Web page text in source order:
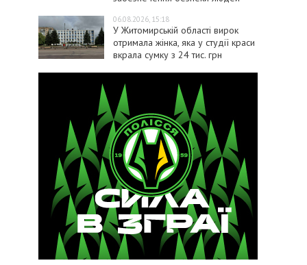
06.08.2026, 15:18
У Житомирській області вирок
отримала жінка, яка у студії краси
вкрала сумку з 24 тис. грн